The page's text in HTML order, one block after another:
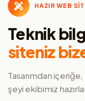
HAZIR WEB
Teknik
siteniz
Tasarımdan
şeyi ekibimiz